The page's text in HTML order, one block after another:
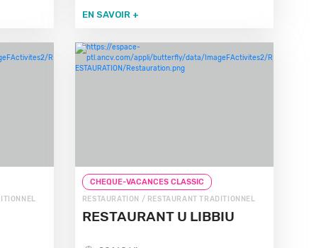
EN SAVOIR +
CHEQUE-VACANCES CLASSIC
RESTAURATION / RESTAURANT TRADITIONNEL
RESTAURANT U LIBBIU